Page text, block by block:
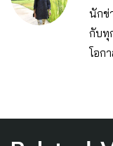
นักข่
กับทุ
โอก